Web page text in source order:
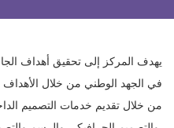
يهدف المركز إلى تحقيق أهداف
في الجهد الوطني من خلال